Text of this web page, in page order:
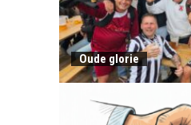
Oude glorie